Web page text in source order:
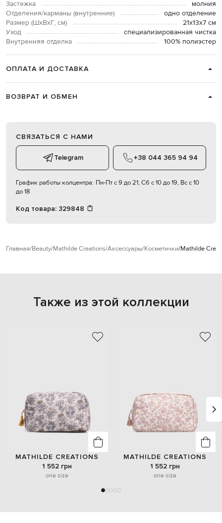
Застежка
молния
Отделения/карманы (внутренние)
одно отделение
Размер (ШхВхГ, см)
21х13х7 см
Уход
специализированная чистка
Внутренняя отделка
100% полиэстер
ОПЛАТА И ДОСТАВКА
ВОЗВРАТ И ОБМЕН
СВЯЗАТЬСЯ С НАМИ
Telegram +38 044 365 94 94
График работы колцентра: Пн-Пт с 9 до 21, Сб с 10 до 19, Вс с 10
до 18
Код товара: 329848
Главная Beauty Mathilde Creations Аксессуары Косметички Mathilde
Также из этой коллекции
MATHILDE CREATIONS
1 552 грн
one size
MATHILDE CREATIONS
1 552 грн
one size